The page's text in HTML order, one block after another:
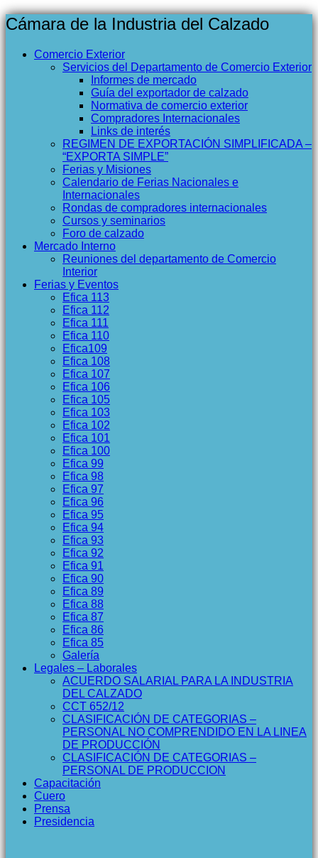
Cámara de la Industria del Calzado
Comercio Exterior
Servicios del Departamento de Comercio Exterior
Informes de mercado
Guía del exportador de calzado
Normativa de comercio exterior
Compradores Internacionales
Links de interés
REGIMEN DE EXPORTACIÓN SIMPLIFICADA –
“EXPORTA SIMPLE”
Ferias y Misiones
Calendario de Ferias Nacionales e
Internacionales
Rondas de compradores internacionales
Cursos y seminarios
Foro de calzado
Mercado Interno
Reuniones del departamento de Comercio
Interior
Ferias y Eventos
Efica 113
Efica 112
Efica 111
Efica 110
Efica109
Efica 108
Efica 107
Efica 106
Efica 105
Efica 103
Efica 102
Efica 101
Efica 100
Efica 99
Efica 98
Efica 97
Efica 96
Efica 95
Efica 94
Efica 93
Efica 92
Efica 91
Efica 90
Efica 89
Efica 88
Efica 87
Efica 86
Efica 85
Galería
Legales – Laborales
ACUERDO SALARIAL PARA LA INDUSTRIA
DEL CALZADO
CCT 652/12
CLASIFICACIÓN DE CATEGORIAS –
PERSONAL NO COMPRENDIDO EN LA LINEA
DE PRODUCCIÓN
CLASIFICACIÓN DE CATEGORIAS –
PERSONAL DE PRODUCCION
Capacitación
Cuero
Prensa
Presidencia